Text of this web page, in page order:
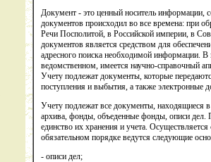
Документ - это ценный носитель информации,
документов происходил во все времена: при
Речи Посполитой, в Российской империи, в
документов является средством для
адресного поиска необходимой информации.
ведомственном, имеется научно-справочный
Учету подлежат документы, которые
поступления и выбытия, а также электронные
Учету подлежат все документы, находящиеся
архива, фонды, объеденные фонды, описи дел.
единство их хранения и учета.
обязательном порядке ведутся следующие
- описи дел;